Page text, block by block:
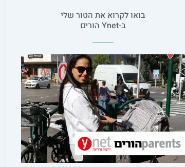
בואו לקרוא את הטור שלי
ב-Ynet הורים